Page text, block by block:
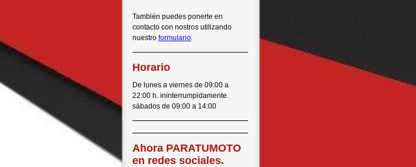
También puedes ponerte en
contacto con nostros utilizando
nuestro formulario.
Horario
De lunes a viernes de 09:00 a
22:00 h. ininterrumpidamente.
sábados de 09:00 a 14:00
Ahora PARATUMOTO
en redes sociales.